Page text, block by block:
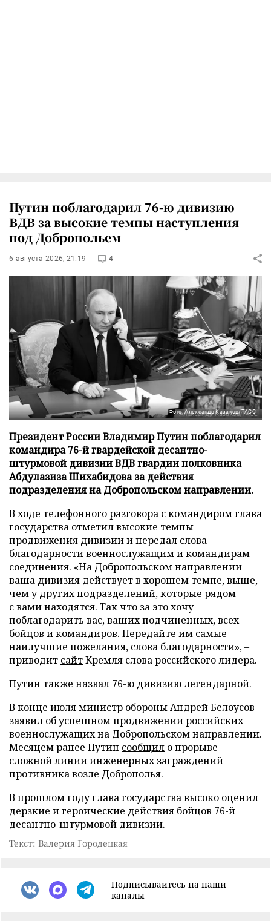
Путин поблагодарил 76-ю дивизию
ВДВ за высокие темпы наступления
под Добропольем
6 августа 2026, 21:19 4
Фото: Александр Казаков/ТАСС
Президент России Владимир Путин поблагодарил
командира 76-й гвардейской десантно-
штурмовой дивизии ВДВ гвардии полковника
Абдулазиза Шихабидова за действия
подразделения на Добропольском направлении.
В ходе телефонного разговора с командиром глава
государства отметил высокие темпы
продвижения дивизии и передал слова
благодарности военнослужащим и командирам
соединения. «На Добропольском направлении
ваша дивизия действует в хорошем темпе, выше,
чем у других подразделений, которые рядом
с вами находятся. Так что за это хочу
поблагодарить вас, ваших подчиненных, всех
бойцов и командиров. Передайте им самые
наилучшие пожелания, слова благодарности», –
приводит сайтКремля слова российского лидера.
Путин также назвал 76-ю дивизию легендарной.
В конце июля министр обороны Андрей Белоусов
заявил об успешном продвижении российских
военнослужащих на Добропольском направлении.
Месяцем ранее Путин сообщил о прорыве
сложной линии инженерных заграждений
противника возле Доброполья.
В прошлом году глава государства высоко оценил
дерзкие и героические действия бойцов 76-й
десантно-штурмовой дивизии.
Текст: Валерия Городецкая
Подписывайтесь на наши
каналы